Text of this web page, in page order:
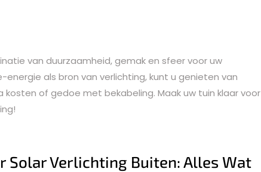
van duurzaamheid, gemak en sfeer voor uw
als bron van verlichting, kunt u genieten van
of gedoe met bekabeling. Maak uw tuin klaar voor
Solar Verlichting Buiten: Alles Wat